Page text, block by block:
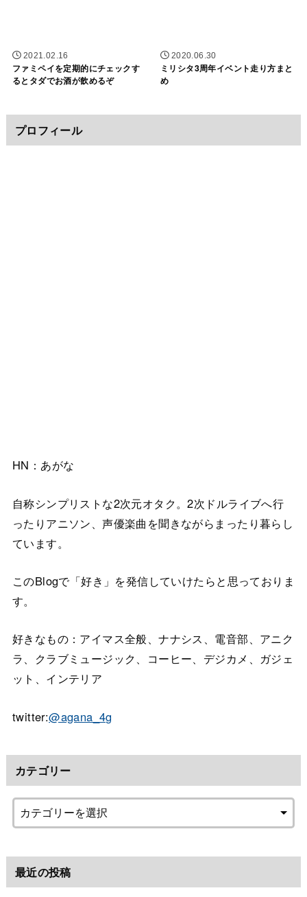
2021.02.16
ファミペイを定期的にチェックす
るとタダでお酒が飲めるぞ
2020.06.30
ミリシタ3周年イベント走り方まと
め
プロフィール
HN：あがな
自称シンプリストな2次元オタク。2次ドルライブへ行
ったりアニソン、声優楽曲を聞きながらまったり暮らし
ています。
このBlogで「好き」を発信していけたらと思っておりま
す。
好きなもの：アイマス全般、ナナシス、電音部、アニク
ラ、クラブミュージック、コーヒー、デジカメ、ガジェ
ット、インテリア
twitter:@agana_4g
カテゴリー
最近の投稿